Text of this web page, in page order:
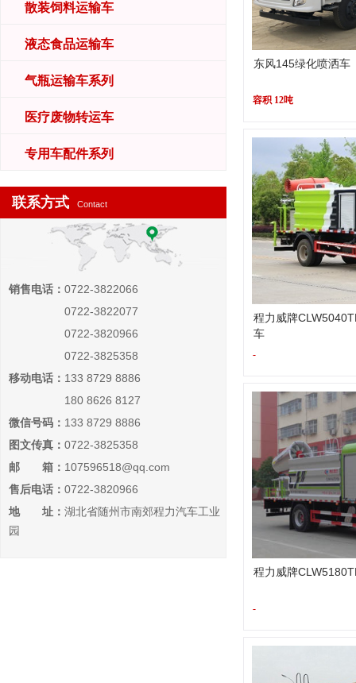
散装饲料运输车
液态食品运输车
气瓶运输车系列
医疗废物转运车
专用车配件系列
联系方式 Contact
销售电话： 0722-3822066
0722-3822077
0722-3820966
0722-3825358
移动电话： 133 8729 8886
180 8626 8127
微信号码： 133 8729 8886
图文传真： 0722-3825358
邮 箱： 107596518@qq.com
售后电话： 0722-3820966
地 址： 湖北省随州市南郊程力汽车工业
园
东风145绿化喷洒车
容积 12吨
程力威牌
车
-
程力威牌
-